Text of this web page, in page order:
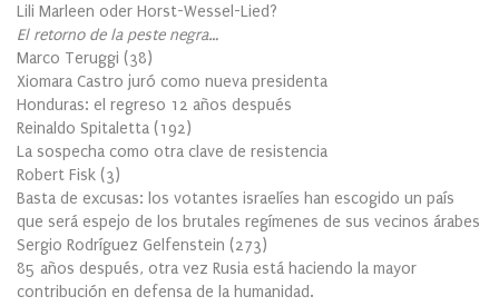
Lili Marleen oder Horst-Wessel-Lied?
El retorno de la peste negra…
Marco Teruggi (38)
Xiomara Castro juró como nueva presidenta
Honduras: el regreso 12 años después
Reinaldo Spitaletta (192)
La sospecha como otra clave de resistencia
Robert Fisk (3)
Basta de excusas: los votantes israelíes han escogido un país
que será espejo de los brutales regímenes de sus vecinos árabes
Sergio Rodríguez Gelfenstein (273)
85 años después, otra vez Rusia está haciendo la mayor
contribución en defensa de la humanidad.